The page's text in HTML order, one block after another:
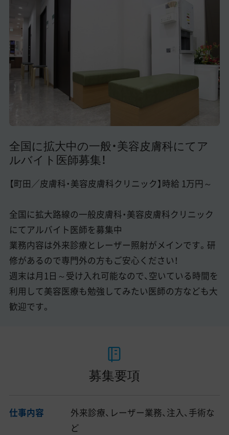
美容クリニック見学・研修情報
美容医療の転職お役立ち記事
医師採用ご担当者様・その他問い合わせ
全国に拡大中の一般・美容皮膚科にてア
ルバイト医師募集！
【町田／皮膚科・美容皮膚科クリニック】時給 1万円～
全国に拡大路線の一般皮膚科・美容皮膚科クリニック
にてアルバイト医師を募集中
業務内容は外来診療とレーザー照射がメインです。研
修があるので専門外の方もご安心ください！
週末は月1日～受け入れ可能なので、空いている時間を
利用して美容医療も勉強してみたい医師の方なども大
歓迎です。
募集要項
仕事内容
外来診療、レーザー業務、注入、手術な
ど